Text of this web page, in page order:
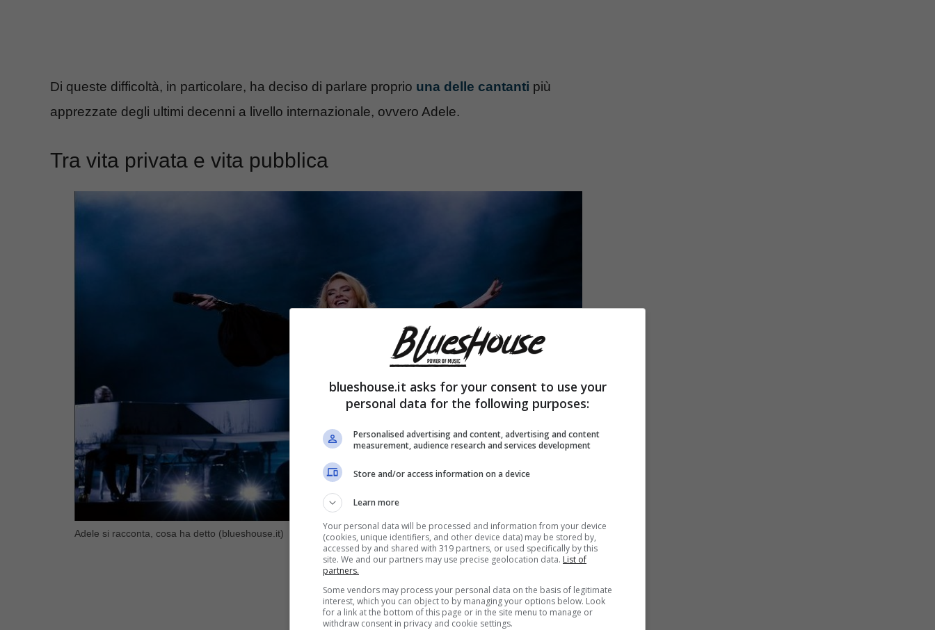
Di queste difficoltà, in particolare, ha deciso di parlare proprio una delle cantanti più
apprezzate degli ultimi decenni a livello internazionale, ovvero Adele.
Tra vita privata e vita pubblica
Adele si racconta, cosa ha detto (blueshouse.it)
blueshouse.it asks for your consent to use your
personal data for the following purposes:
Personalised advertising and content, advertising and content
measurement, audience research and services development
Store and/or access information on a device
Learn more
Your personal data will be processed and information from your device
(cookies, unique identifiers, and other device data) may be stored by,
accessed by and shared with 319 partners, or used specifically by this
site. We and our partners may use precise geolocation data. List of
partners.
Some vendors may process your personal data on the basis of legitimate
interest, which you can object to by managing your options below. Look
for a link at the bottom of this page or in the site menu to manage or
withdraw consent in privacy and cookie settings.